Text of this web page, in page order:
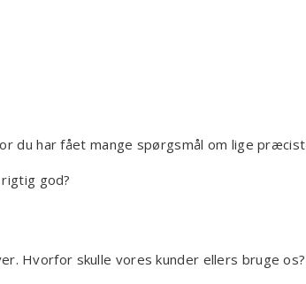
du har fået mange spørgsmål om lige præcist
god?
Hvorfor skulle vores kunder ellers bruge os?